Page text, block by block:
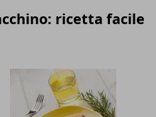
ricetta facile